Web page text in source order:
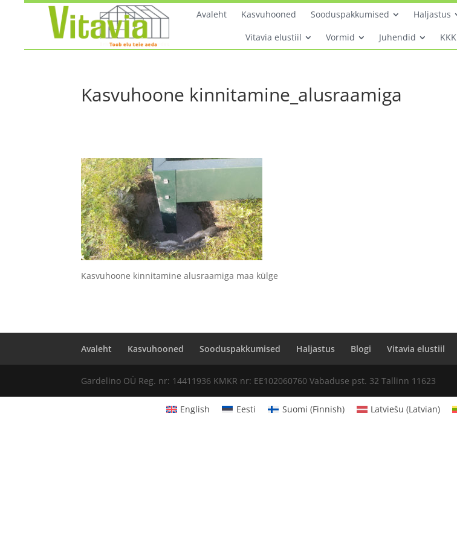
Avaleht Kasvuhooned Sooduspakkumised Haljastus
Vitavia elustiil
Vormid Juhendid KKK
Kasvuhoone kinnitamine_alusraamiga
Kasvuhoone kinnitamine alusraamiga maa külge
Avaleht Kasvuhooned Sooduspakkumised Haljastus Blogi Vitavia elustiil
Gardelino OÜ Reg. nr: 14411936 KMKR nr: EE102060760 Vabaduse pst. 32 Tallinn 11623
English Eesti Suomi (Finnish) Latviešu (Latvian)